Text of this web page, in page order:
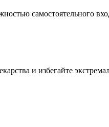
самостоятельного
и избегайте